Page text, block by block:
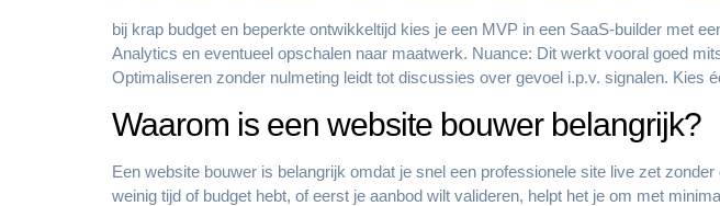
bij krap budget en beperkte ontwikkeltijd kies je een MVP in een SaaS-builder met
Analytics en eventueel opschalen naar maatwerk. Nuance: Dit werkt vooral goed
Optimaliseren zonder nulmeting leidt tot discussies over gevoel i.p.v. signalen.
Waarom is een website bouwer belangrijk?
Een website bouwer is belangrijk omdat je snel een professionele site live zet
weinig tijd of budget hebt, of eerst je aanbod wilt valideren, helpt het je om met